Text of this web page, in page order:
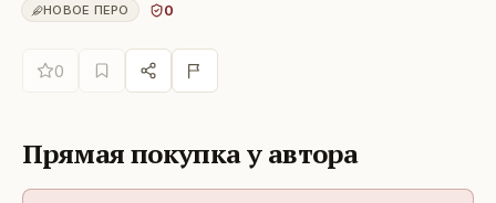
НОВОЕ ПЕРО 0
0
Прямая покупка у автора